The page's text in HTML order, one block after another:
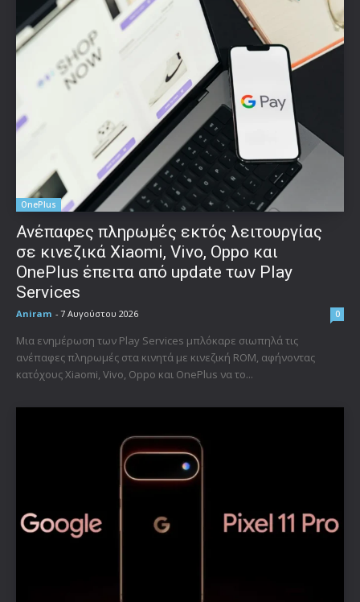
OnePlus
Ανέπαφες πληρωμές εκτός λειτουργίας
σε κινεζικά Xiaomi, Vivo, Oppo και
OnePlus έπειτα από update των Play
Services
Aniram - 7 Αυγούστου 2026 0
Μια ενημέρωση των Play Services μπλόκαρε σιωπηλά τις
ανέπαφες πληρωμές στα κινητά με κινεζική ROM, αφήνοντας
κατόχους Xiaomi, Vivo, Oppo και OnePlus να το...